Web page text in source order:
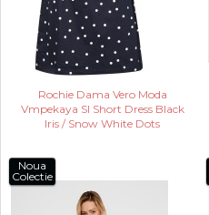
Rochie Dama Vero Moda
Vmpekaya Sl Short Dress Black
Iris / Snow White Dots
Noua
Colectie